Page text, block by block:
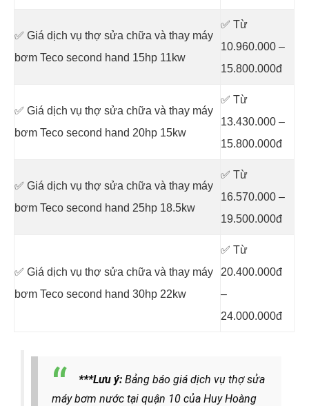
✅ Giá dịch vụ thợ sửa chữa và thay máy
bơm Teco second hand 15hp 11kw
✅ Từ
10.960.000 –
15.800.000đ
✅ Giá dịch vụ thợ sửa chữa và thay máy
bơm Teco second hand 20hp 15kw
✅ Từ
13.430.000 –
15.800.000đ
✅ Giá dịch vụ thợ sửa chữa và thay máy
bơm Teco second hand 25hp 18.5kw
✅ Từ
16.570.000 –
19.500.000đ
✅ Giá dịch vụ thợ sửa chữa và thay máy
bơm Teco second hand 30hp 22kw
✅ Từ
20.400.000đ
–
24.000.000đ
***Lưu ý: Bảng báo giá dịch vụ thợ sửa
máy bơm nước tại quận 10 của Huy Hoàng